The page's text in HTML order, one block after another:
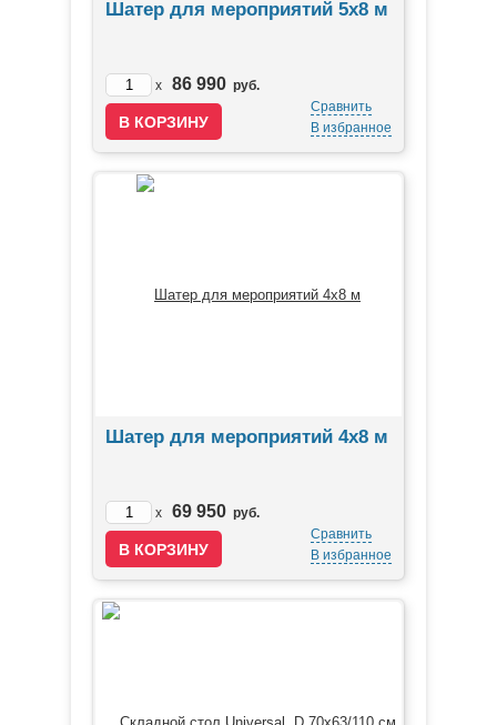
Шатер для мероприятий 5х8 м
x 86 990 руб.
Сравнить
В избранное
Шатер для мероприятий 4х8 м
x 69 950 руб.
Сравнить
В избранное